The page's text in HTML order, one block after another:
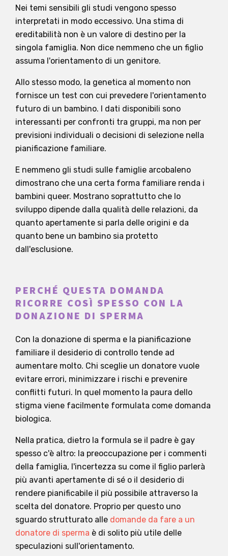
Nei temi sensibili gli studi vengono spesso
interpretati in modo eccessivo. Una stima di
ereditabilità non è un valore di destino per la
singola famiglia. Non dice nemmeno che un figlio
assuma l'orientamento di un genitore.
Allo stesso modo, la genetica al momento non
fornisce un test con cui prevedere l'orientamento
futuro di un bambino. I dati disponibili sono
interessanti per confronti tra gruppi, ma non per
previsioni individuali o decisioni di selezione nella
pianificazione familiare.
E nemmeno gli studi sulle famiglie arcobaleno
dimostrano che una certa forma familiare renda i
bambini queer. Mostrano soprattutto che lo
sviluppo dipende dalla qualità delle relazioni, da
quanto apertamente si parla delle origini e da
quanto bene un bambino sia protetto
dall'esclusione.
PERCHÉ QUESTA DOMANDA
RICORRE COSÌ SPESSO CON LA
DONAZIONE DI SPERMA
Con la donazione di sperma e la pianificazione
familiare il desiderio di controllo tende ad
aumentare molto. Chi sceglie un donatore vuole
evitare errori, minimizzare i rischi e prevenire
conflitti futuri. In quel momento la paura dello
stigma viene facilmente formulata come domanda
biologica.
Nella pratica, dietro la formula se il padre è gay
spesso c'è altro: la preoccupazione per i commenti
della famiglia, l'incertezza su come il figlio parlerà
più avanti apertamente di sé o il desiderio di
rendere pianificabile il più possibile attraverso la
scelta del donatore. Proprio per questo uno
sguardo strutturato alle domande da fare a un
donatore di sperma è di solito più utile delle
speculazioni sull'orientamento.